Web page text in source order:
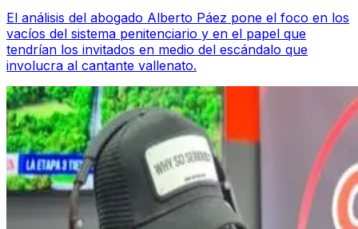
El análisis del abogado Alberto Páez pone el foco en los
vacíos del sistema penitenciario y en el papel que
tendrían los invitados en medio del escándalo que
involucra al cantante vallenato.